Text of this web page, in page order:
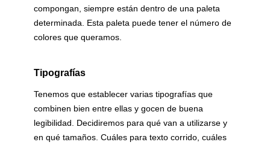
compongan, siempre están dentro de una paleta
determinada. Esta paleta puede tener el número de
colores que queramos.
Tipografías
Tenemos que establecer varias tipografías que
combinen bien entre ellas y gocen de buena
legibilidad. Decidiremos para qué van a utilizarse y
en qué tamaños. Cuáles para texto corrido, cuáles